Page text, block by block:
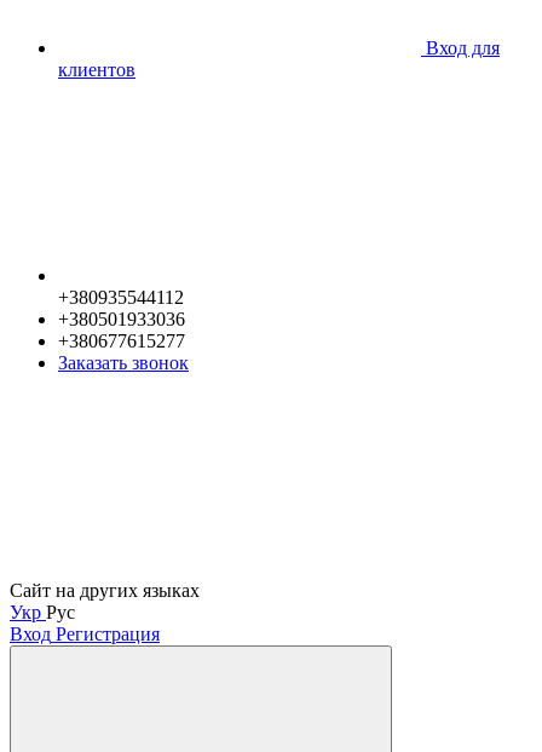
Вход для
клиентов
+380935544112
+380501933036
+380677615277
Заказать звонок
Сайт на других языках
Укр Рус
Вход Регистрация